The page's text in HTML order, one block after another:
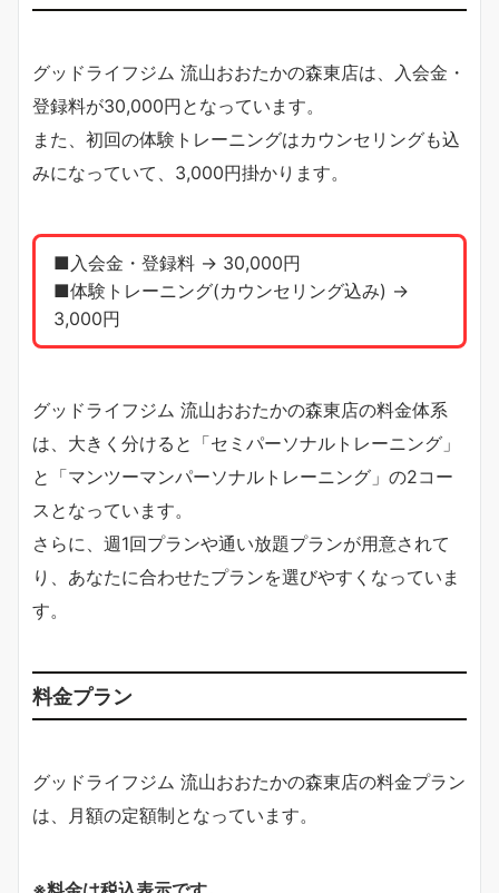
グッドライフジム 流山おおたかの森東店は、入会金・
登録料が30,000円となっています。
また、初回の体験トレーニングはカウンセリングも込
みになっていて、3,000円掛かります。
■入会金・登録料 → 30,000円
■体験トレーニング(カウンセリング込み) →
3,000円
グッドライフジム 流山おおたかの森東店の料金体系
は、大きく分けると「セミパーソナルトレーニング」
と「マンツーマンパーソナルトレーニング」の2コー
スとなっています。
さらに、週1回プランや通い放題プランが用意されて
り、あなたに合わせたプランを選びやすくなっていま
す。
料金プラン
グッドライフジム 流山おおたかの森東店の料金プラン
は、月額の定額制となっています。